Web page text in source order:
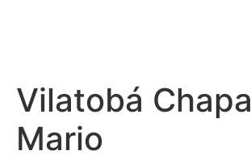
Vilatobá Chapa
Mario